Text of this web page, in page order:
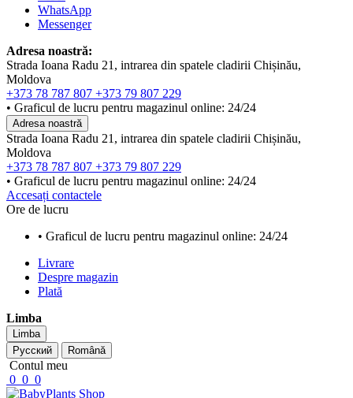
WhatsApp
Messenger
Adresa noastră:
Strada Ioana Radu 21, intrarea din spatele cladirii Chișinău,
Moldova
+373 78 787 807 +373 79 807 229
• Graficul de lucru pentru magazinul online: 24/24
Adresa noastră
Strada Ioana Radu 21, intrarea din spatele cladirii Chișinău,
Moldova
+373 78 787 807 +373 79 807 229
• Graficul de lucru pentru magazinul online: 24/24
Accesați contactele
Ore de lucru
• Graficul de lucru pentru magazinul online: 24/24
Livrare
Despre magazin
Plată
Limba
Limba
Русский
Română
Contul meu
0 0 0